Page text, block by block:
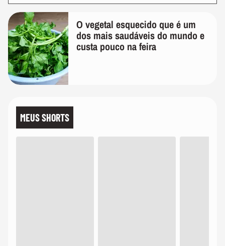
O vegetal esquecido que é um
dos mais saudáveis do mundo e
custa pouco na feira
MEUS SHORTS